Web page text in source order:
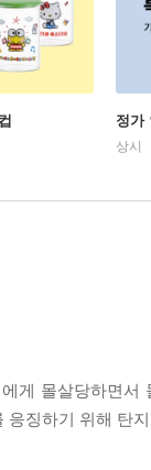
정가
상시
게 몰살당하면서
징하기 위해 탄